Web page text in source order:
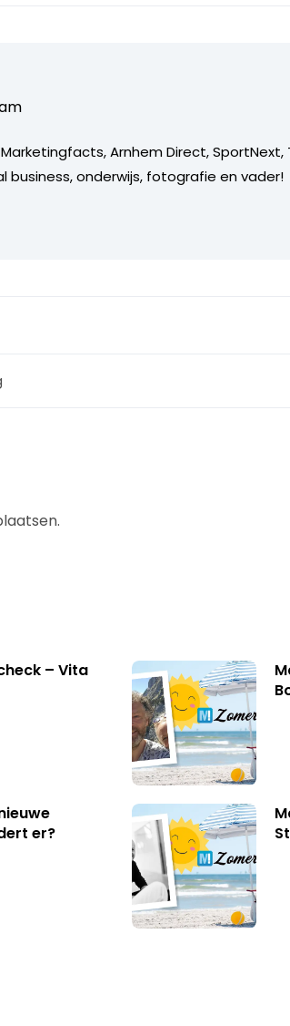
Arnhem Direct, SportNext,
business, onderwijs, fotografie en vader!
– Vita
er?